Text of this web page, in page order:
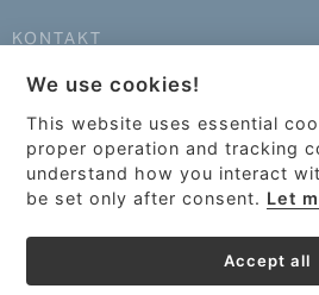
KONTAKT
info@optikinstruments.cz
tel.: +420 607 177 455
We use cookies!
This website uses essential
proper operation and tracking
understand how you interact
be set only after consent. Let
Accept all